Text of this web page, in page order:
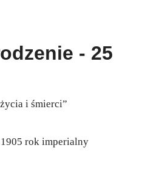
- 25
i śmierci”
rok imperialny